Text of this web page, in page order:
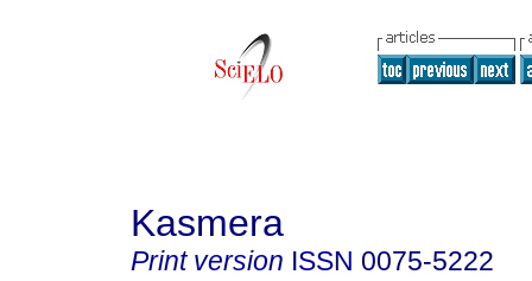
Kasmera
Print version ISSN 0075-5222